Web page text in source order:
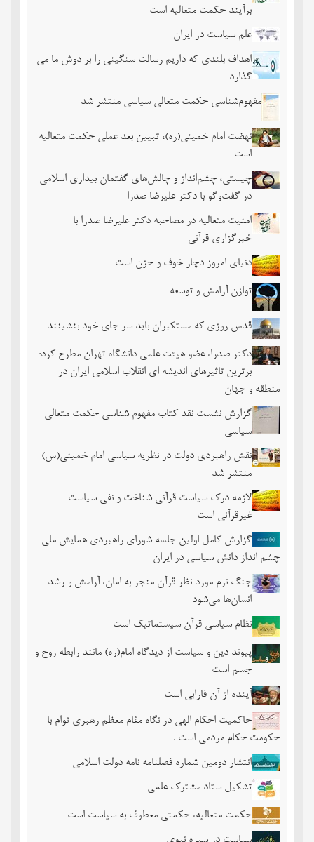
برآیند حکمت متعالیه است
علم سیاست در ایران
اهداف بلندی که داریم رسالت سنگینی را بر دوش ما می
گذارد
مفهوم‌شناسی حکمت متعالی سیاسی منتشر شد
نهضت امام خمینی(ره)، تبیین بعد عملی حکمت متعالیه
است
چیستی، چشم‌انداز و چالش‌های گفتمان بیداری اسلامی
در گفت‌وگو با دکتر علیرضا صدرا
امنیت متعالیه در مصاحبه دکتر علیرضا صدرا با
خبرگزاری قرآنی
دنیای امروز دچار خوف و حزن است
توازن آرامش و توسعه
قدس روزی که مستکبران باید سر جای خود بنشینند
دکتر صدرا، عضو هیئت علمی دانشگاه تهران مطرح کرد:
برترین تاثیرهای اندیشه ای انقلاب اسلامی ایران در
منطقه و جهان
گزارش نشست نقد کتاب مفهوم شناسی حکمت متعالی
سیاسی
نقش راهبردی دولت در نظریه سیاسی امام خمینی(س)
منتشر شد
لازمه درک سیاست قرآنی شناخت و نفی سیاست
غیرقرآنی است
گزارش کامل اولین جلسه شورای راهبردی همایش ملی
چشم ‏انداز دانش سیاسی در ایران
جنگ نرم مورد نظر قرآن منجر به امان، آرامش و رشد
انسان‌ها می‌‌شود
نظام سیاسی قرآن سیستماتیک است
پیوند دین و سیاست از دیدگاه امام(ره) مانند رابطه روح و
جسم است
آینده از آن فارابی است
حاکمیت احکام الهی در نگاه مقام معظم رهبری توام با
حکومت حکام مردمی است .
انتشار دومین شماره فصلنامه نامه دولت اسلامی
تشکیل ستاد مشترک علمی
حکمت متعالیه، حکمتی معطوف به سیاست است